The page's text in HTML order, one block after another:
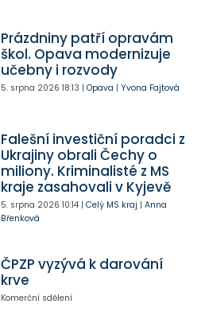
Prázdniny patří opravám
škol. Opava modernizuje
učebny i rozvody
5. srpna 2026 18:13 | Opava | Yvona Fajtová
Falešní investiční poradci z
Ukrajiny obrali Čechy o
miliony. Kriminalisté z MS
kraje zasahovali v Kyjevě
5. srpna 2026 10:14| Celý MS kraj | Anna
Břenková
ČPZP vyzývá k darování
krve
Komerční sdělení